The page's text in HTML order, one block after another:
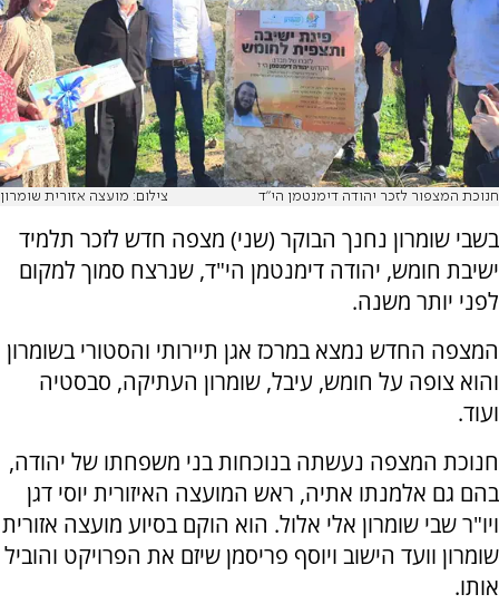
חנוכת המצפור לזכר יהודה דימנטמן הי"ד צילום: מועצה אזורית שומרון
בשבי שומרון נחנך הבוקר (שני) מצפה חדש לזכר תלמיד
ישיבת חומש, יהודה דימנטמן הי"ד, שנרצח סמוך למקום
לפני יותר משנה.
המצפה החדש נמצא במרכז אגן תיירותי והסטורי בשומרון
והוא צופה על חומש, עיבל, שומרון העתיקה, סבסטיה
ועוד.
חנוכת המצפה נעשתה בנוכחות בני משפחתו של יהודה,
בהם גם אלמנתו אתיה, ראש המועצה האיזורית יוסי דגן
ויו"ר שבי שומרון אלי אלול. הוא הוקם בסיוע מועצה אזורית
שומרון וועד הישוב ויוסף פריסמן שיזם את הפרויקט והוביל
אותו.